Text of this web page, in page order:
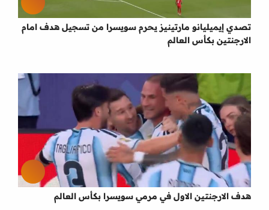
تصدي إيميليانو مارتينيز يحرم سويسرا من تسجيل هدف امام
الارجنتين بكأس العالم
هدف الارجنتين الاول في مرمي سويسرا بكأس العالم